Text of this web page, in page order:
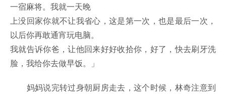
一宿麻将。我就一天晚
上没回家你就不让我省心，这是第一次，也是最后一次，
以后你再敢通宵玩电脑。
我就告诉你爸，让他回来好好收拾你，好了，快去刷牙洗
脸，我给你去做早饭。」
妈妈说完转过身朝厨房走去，这个时候，林奇注意到